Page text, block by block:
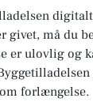
givet, må du
er ulovlig og
forlængelse.